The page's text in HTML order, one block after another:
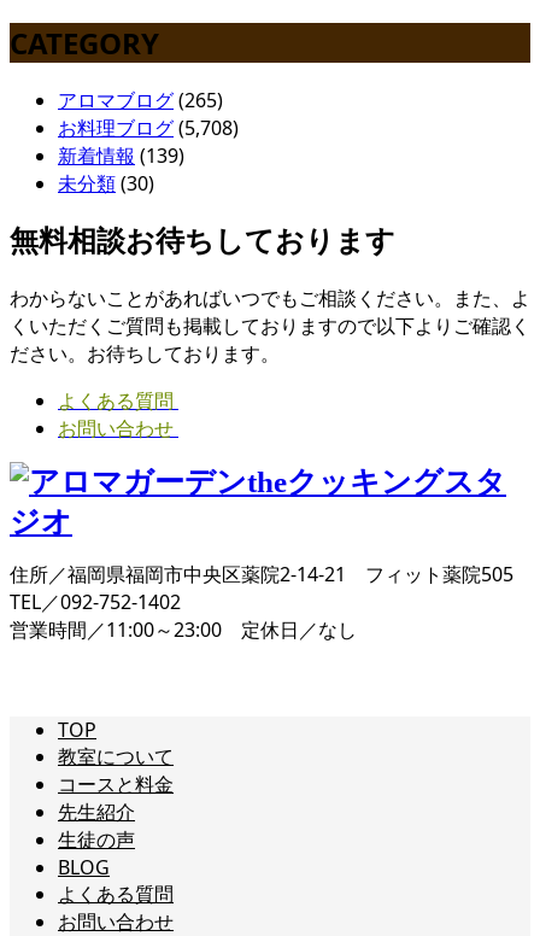
CATEGORY
アロマブログ(265)
お料理ブログ(5,708)
新着情報 (139)
未分類(30)
無料相談お待ちしております
わからないことがあればいつでもご相談ください。また、よ
くいただくご質問も掲載しておりますので以下よりご確認く
ださい。お待ちしております。
よくある質問
お問い合わせ
住所／福岡県福岡市中央区薬院2-14-21 フィット薬院505
TEL／092-752-1402
営業時間／11:00～23:00 定休日／なし
TOP
教室について
コースと料金
先生紹介
生徒の声
BLOG
よくある質問
お問い合わせ